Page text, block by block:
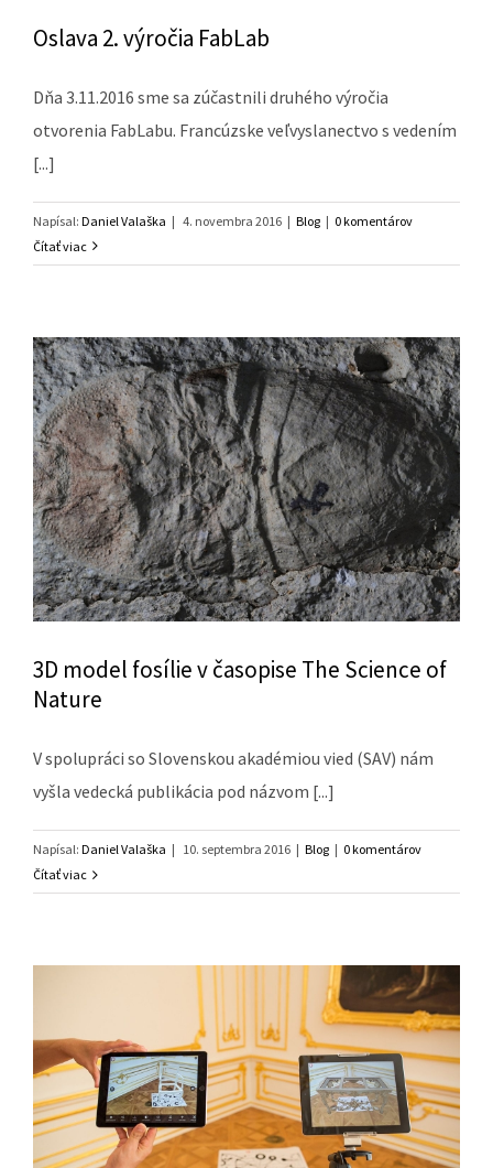
Oslava 2. výročia FabLab
Dňa 3.11.2016 sme sa zúčastnili druhého výročia
otvorenia FabLabu. Francúzske veľvyslanectvo s vedením
[...]
Napísal: Daniel Valaška | 4. novembra 2016 | Blog | 0 komentárov
Čítať viac
3D model fosílie v časopise The Science of
Nature
3D model fosílie v časopise The Science of
Nature
V spolupráci so Slovenskou akadémiou vied (SAV) nám
vyšla vedecká publikácia pod názvom [...]
Napísal: Daniel Valaška | 10. septembra 2016 | Blog | 0 komentárov
Čítať viac